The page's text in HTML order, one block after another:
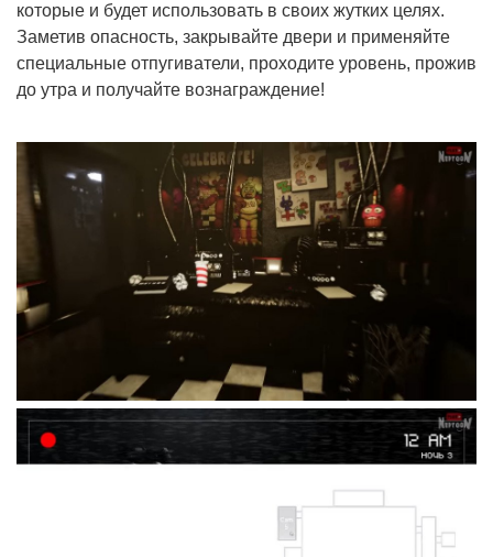
которые и будет использовать в своих жутких целях.
Заметив опасность, закрывайте двери и применяйте
специальные отпугиватели, проходите уровень, прожив
до утра и получайте вознаграждение!